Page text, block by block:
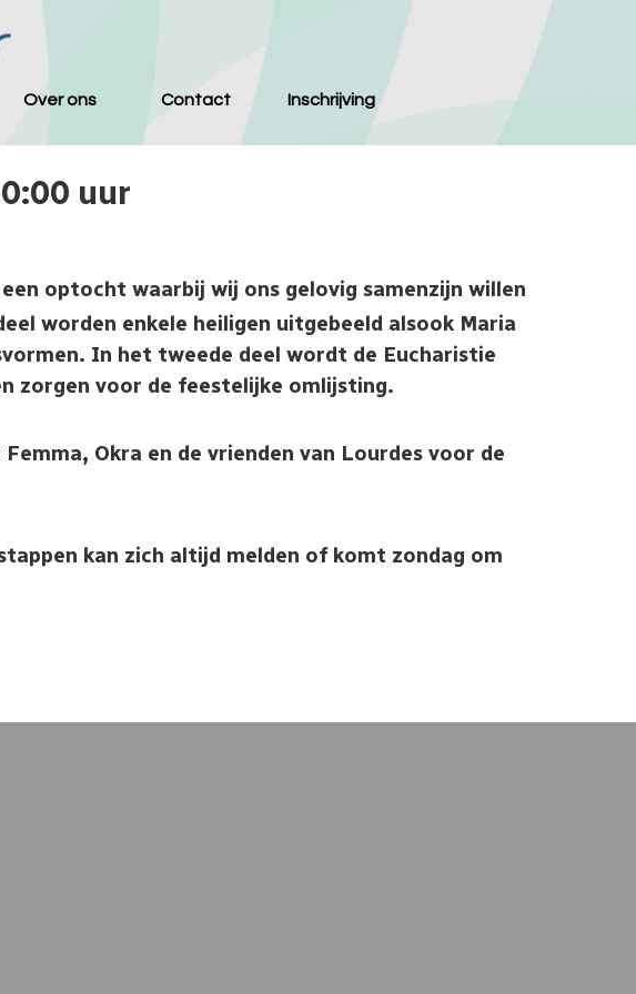
▼
Over ons Contact Inschrijving
uur
optocht waarbij wij ons gelovig samenzijn willen
worden enkele heiligen uitgebeeld alsook Maria
In het tweede deel wordt de Eucharistie
zorgen voor de feestelijke omlijsting.
Okra en de vrienden van Lourdes voor de
kan zich altijd melden of komt zondag om